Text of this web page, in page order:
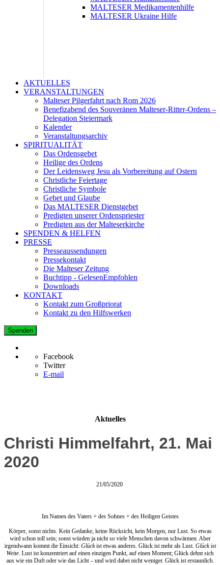
MALTESER Medikamentenhilfe
MALTESER Ukraine Hilfe
AKTUELLES
VERANSTALTUNGEN
Malteser Pilgerfahrt nach Rom 2026
Benefizabend des Souveränen Malteser-Ritter-Ordens –
Delegation Steiermark
Kalender
Veranstaltungsarchiv
SPIRITUALITÄT
Das Ordensgebet
Heilige des Ordens
Der Leidensweg Jesu als Vorbereitung auf Ostern
Christliche Feiertage
Christliche Symbole
Gebet und Glaube
Das MALTESER Dienstgebet
Predigten unserer Ordenspriester
Predigten aus der Malteserkirche
SPENDEN & HELFEN
PRESSE
Presseaussendungen
Pressekontakt
Die Malteser Zeitung
Buchtipp - GelesenEmpfohlen
Downloads
KONTAKT
Kontakt zum Großpriorat
Kontakt zu den Hilfswerken
Spenden
Facebook
Twitter
E-mail
Aktuelles
Christi Himmelfahrt, 21. Mai
2020
21/05/2020
Im Namen des Vaters + des Sohnes + des Heiligen Geistes
Körper, sonst nichts. Kein Gedanke, keine Rücksicht, kein Morgen, nur Lust. So etwas
wird schon toll sein; sonst würden ja nicht so viele Menschen davon schwärmen. Aber
irgendwann kommt die Einsicht: Glückist etwas anderes. Glück ist mehr als Lust. Glück ist
Weite. Lust ist konzentriert auf einen einzigen Punkt, auf einen Moment; Glück dehnt sich
aus wie ein Duft oder wie das Licht – und wird dabei nicht weniger. Glück ist erstaunlich.